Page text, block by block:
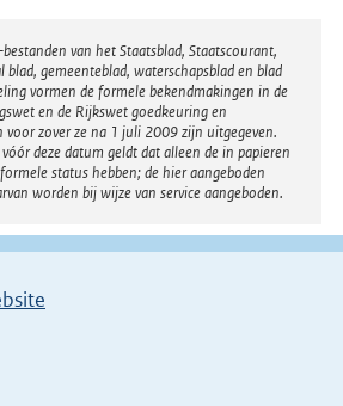
van het Staatsblad, Staatscourant,
blad, gemeenteblad, waterschapsblad en blad
vormen de formele bekendmakingen in de
en de Rijkswet goedkeuring en
voor zover ze na 1 juli 2009 zijn uitgegeven.
deze datum geldt dat alleen de in papieren
status hebben; de hier aangeboden
worden bij wijze van service aangeboden.